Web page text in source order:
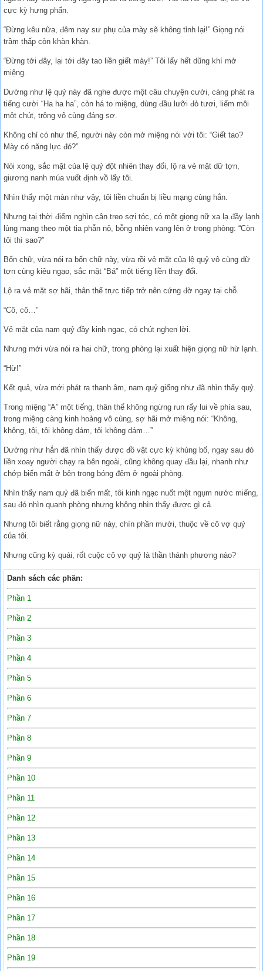
cực kỳ hưng phấn.
“Đừng kêu nữa, đêm nay sư phụ của mày sẽ không tỉnh lại!” Giọng nói
trầm thấp còn khàn khàn.
“Đừng tới đây, lại tới đây tao liền giết mày!” Tôi lấy hết dũng khí mở
miệng.
Dường như lệ quỷ này đã nghe được một câu chuyện cười, càng phát ra
tiếng cười “Ha ha ha”, còn há to miệng, dùng đầu lưỡi đỏ tươi, liếm môi
một chút, trông vô cùng đáng sợ.
Không chỉ có như thế, người này còn mở miệng nói với tôi: “Giết tao?
Mày có năng lực đó?”
Nói xong, sắc mặt của lệ quỷ đột nhiên thay đổi, lộ ra vẻ mặt dữ tợn,
giương nanh múa vuốt định vồ lấy tôi.
Nhìn thấy một màn như vậy, tôi liền chuẩn bị liều mạng cùng hắn.
Nhưng tại thời điểm nghìn cân treo sợi tóc, có một giọng nữ xa lạ đầy lạnh
lùng mang theo một tia phẫn nộ, bỗng nhiên vang lên ở trong phòng: “Còn
tôi thì sao?”
Bốn chữ, vừa nói ra bốn chữ này, vừa rồi vẻ mặt của lệ quỷ vô cùng dữ
tợn cùng kiêu ngạo, sắc mặt “Bá” một tiếng liền thay đổi.
Lộ ra vẻ mặt sợ hãi, thân thể trực tiếp trở nên cứng đờ ngay tại chỗ.
“Cô, cô…”
Vẻ mặt của nam quỷ đầy kinh ngạc, có chút nghẹn lời.
Nhưng mới vừa nói ra hai chữ, trong phòng lại xuất hiện giọng nữ hừ lạnh.
“Hừ!”
Kết quả, vừa mới phát ra thanh âm, nam quỷ giống như đã nhìn thấy quỷ.
Trong miệng “A” một tiếng, thân thể không ngừng run rẩy lui về phía sau,
trong miệng càng kinh hoảng vô cùng, sợ hãi mở miệng nói: “Không,
không, tôi, tôi không dám, tôi không dám…”
Dường như hắn đã nhìn thấy được đồ vật cực kỳ khủng bố, ngay sau đó
liền xoay người chạy ra bên ngoài, cũng không quay đầu lại, nhanh như
chớp biến mất ở bên trong bóng đêm ở ngoài phòng.
Nhìn thấy nam quỷ đã biến mất, tôi kinh ngạc nuốt một ngụm nước miếng,
sau đó nhìn quanh phòng nhưng không nhìn thấy được gì cả.
Nhưng tôi biết rằng giọng nữ này, chín phần mười, thuộc về cô vợ quỷ
của tôi.
Nhưng cũng kỳ quái, rốt cuộc cô vợ quỷ là thần thánh phương nào?
Danh sách các phần:
Phần 1
Phần 2
Phần 3
Phần 4
Phần 5
Phần 6
Phần 7
Phần 8
Phần 9
Phần 10
Phần 11
Phần 12
Phần 13
Phần 14
Phần 15
Phần 16
Phần 17
Phần 18
Phần 19